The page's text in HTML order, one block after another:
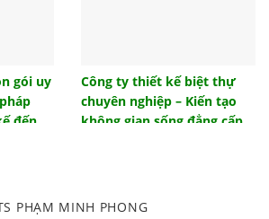
số giải pháp thiết kế đèn phòng
gói uy
đến
Công ty thiết kế biệt thự
chuyên nghiệp – Kiến tạo
không gian sống đẳng cấp
PHẠM MINH PHONG